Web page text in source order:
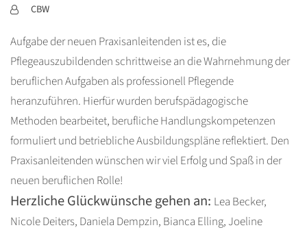
Von:
CBW
Aufgabe der neuen Praxisanleitenden ist es, die
Pflegeauszubildenden schrittweise an die Wahrnehmung der
beruflichen Aufgaben als professionell Pflegende
heranzuführen. Hierfür wurden berufspädagogische
Methoden bearbeitet, berufliche Handlungskompetenzen
formuliert und betriebliche Ausbildungspläne reflektiert. Den
Praxisanleitenden wünschen wir viel Erfolg und Spaß in der
neuen beruflichen Rolle!
Herzliche Glückwünsche gehen an: Lea Becker,
Nicole Deiters, Daniela Dempzin, Bianca Elling, Joeline